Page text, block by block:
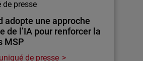
de presse
adopte une approche
de l’IA pour renforcer la
MSP
de presse